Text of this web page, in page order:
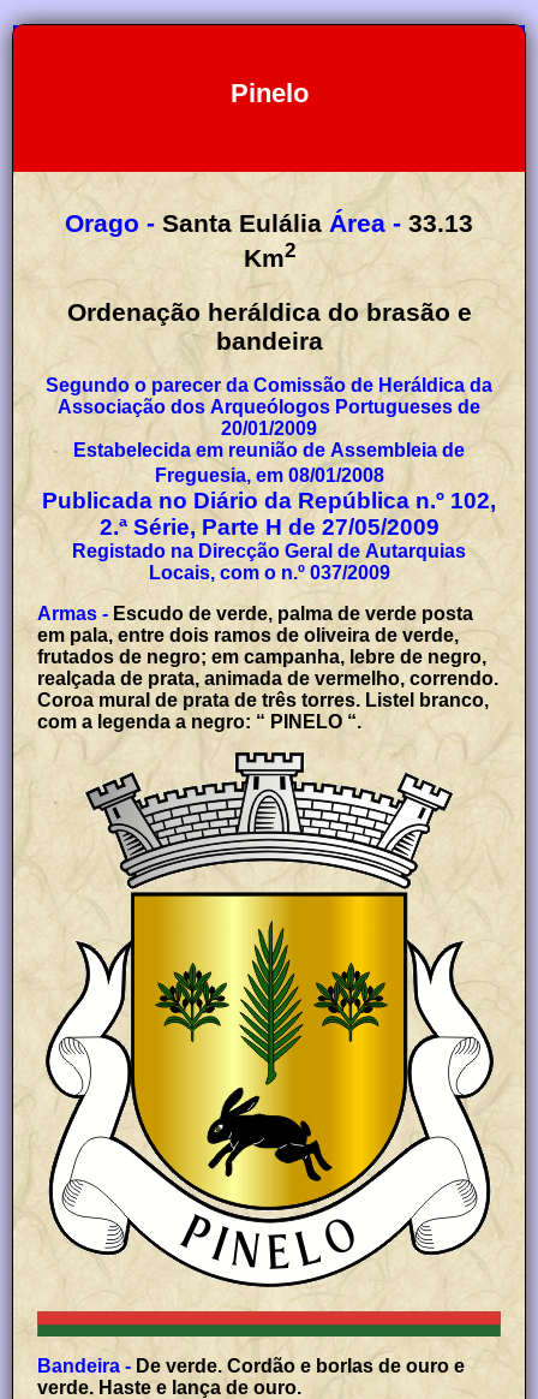
Pinelo
Orago - Santa Eulália Área - 33.13
Km2
Ordenação heráldica do brasão e
bandeira
Segundo o parecer da Comissão de Heráldica da
Associação dos Arqueólogos Portugueses de
20/01/2009
Estabelecida em reunião de Assembleia de
Freguesia, em 08/01/2008
Publicada no Diário da República n.º 102,
2.ª Série, Parte H de 27/05/2009
Registado na Direcção Geral de Autarquias
Locais, com o n.º 037/2009
Armas - Escudo de verde, palma de verde posta
em pala, entre dois ramos de oliveira de verde,
frutados de negro; em campanha, lebre de negro,
realçada de prata, animada de vermelho, correndo.
Coroa mural de prata de três torres. Listel branco,
com a legenda a negro: “ PINELO “.
Bandeira - De verde. Cordão e borlas de ouro e
verde. Haste e lança de ouro.